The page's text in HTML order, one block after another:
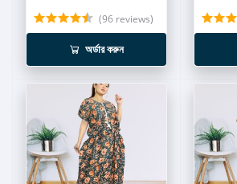
(96 reviews)
অর্ডার করুন